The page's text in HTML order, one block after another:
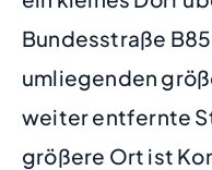
Bundesstraße
umliegenden
weiter entfernte
größere Ort ist